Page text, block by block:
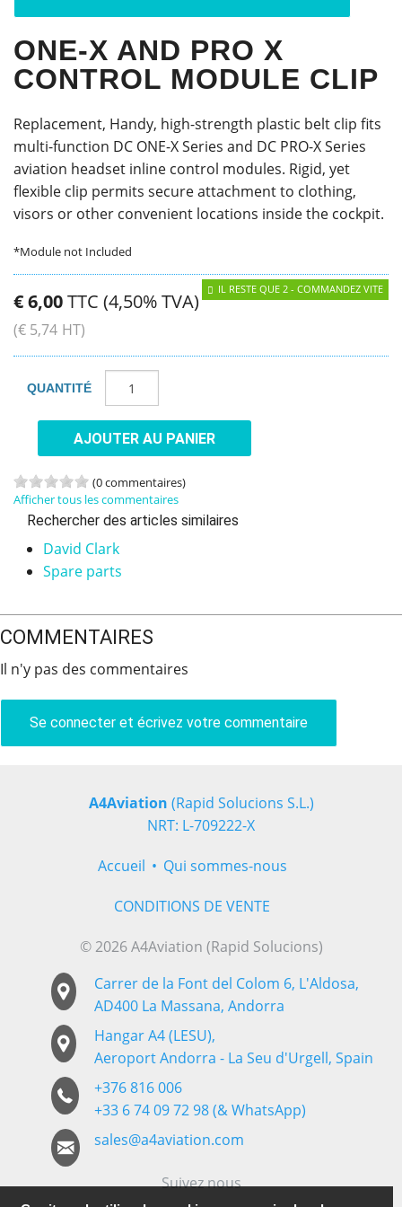
ONE-X AND PRO X
CONTROL MODULE CLIP
Replacement, Handy, high-strength plastic belt clip fits
multi-function DC ONE-X Series and DC PRO-X Series
aviation headset inline control modules. Rigid, yet
flexible clip permits secure attachment to clothing,
visors or other convenient locations inside the cockpit.
*Module not Included
€6,00TTC (4,50% TVA)
(€ 5,74 HT)
IL RESTE QUE 2 - COMMANDEZ VITE
QUANTITÉ
AJOUTER AU PANIER
(0 commentaires)
Afficher tous les commentaires
Rechercher des articles similaires
David Clark
Spare parts
COMMENTAIRES
Il n'y pas des commentaires
Se connecter et écrivez votre commentaire
A4Aviation (Rapid Solucions S.L.)
NRT: L-709222-X
Accueil Qui sommes-nous
CONDITIONS DE VENTE
© 2026 A4Aviation (Rapid Solucions)
Carrer de la Font del Colom 6, L'Aldosa,
AD400 La Massana, Andorra
Hangar A4 (LESU),
Aeroport Andorra - La Seu d'Urgell, Spain
+376 816 006
+33 6 74 09 72 98 (& WhatsApp)
sales@a4aviation.com
Suivez nous